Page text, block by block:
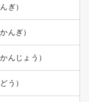
ぎ）
んぎ）
んじょう）
う）